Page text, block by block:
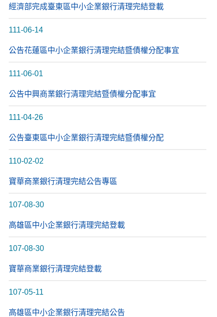
經濟部完成臺東區中小企業銀行清理完結登載
111-06-14
公告花蓮區中小企業銀行清理完結暨債權分配事宜
111-06-01
公告中興商業銀行清理完結暨債權分配事宜
111-04-26
公告臺東區中小企業銀行清理完結暨債權分配
110-02-02
寶華商業銀行清理完結公告專區
107-08-30
高雄區中小企業銀行清理完結登載
107-08-30
寶華商業銀行清理完結登載
107-05-11
高雄區中小企業銀行清理完結公告